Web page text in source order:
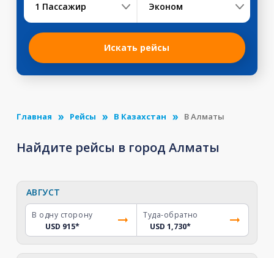
1 Пассажир Эконом
Искать рейсы
Главная Рейсы В Казахстан В Алматы
Найдите рейсы в город Алматы
АВГУСТ
В одну сторону
USD 915*
Туда-обратно
USD 1,730*